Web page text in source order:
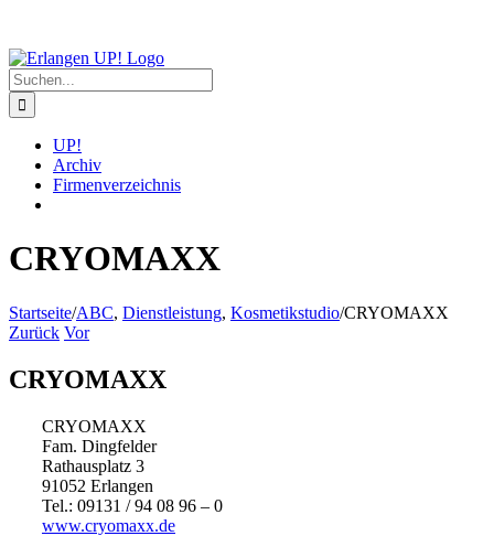
springen
Suche
nach:
UP!
Archiv
Firmenverzeichnis
CRYOMAXX
Startseite/ABC, Dienstleistung, Kosmetikstudio/CRYOMAXX
Zurück Vor
CRYOMAXX
CRYOMAXX
Fam. Dingfelder
Rathausplatz 3
91052 Erlangen
Tel.: 09131 / 94 08 96 – 0
www.cryomaxx.de